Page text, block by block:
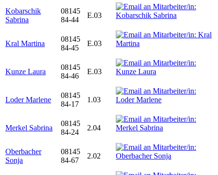
Kobarschik
Sabrina
08145
84-44
E.03
Kral Martina
08145
84-45
E.03
Kunze Laura
08145
84-46
E.03
Loder Marlene
08145
84-17
1.03
Merkel Sabrina
08145
84-24
2.04
Oberbacher
Sonja
08145
84-67
2.02